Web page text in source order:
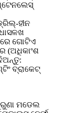
ହୀନ
ଗୋଟିଏ
(ଅଧିକାଂଶ
ବ୍ରାକେଟ୍